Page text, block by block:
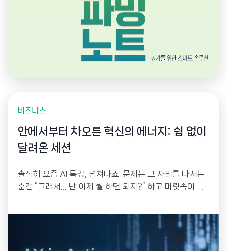
비즈니스
안에서부터 차오른 혁신의 에너지: 쉼 없이
달려온 세션
솔직히 요즘 AI 특강, 넘쳐나죠. 문제는 그 자리를 나서는
순간 “그래서… 난 이제 뭘 하면 되지?” 하고 머릿속이 하
는 자리가 아니라, 각자 자기 업무의 골칫거리를 하나씩
들고 와서 그 자리에서 직접 만들어 가는 워크샵으로 설계
했거든요.